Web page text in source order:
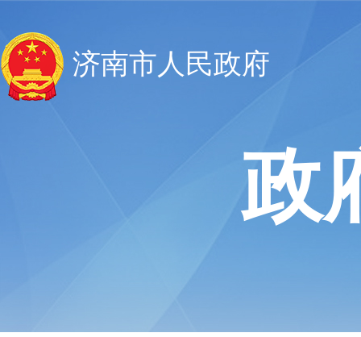
济南市人民政府
政